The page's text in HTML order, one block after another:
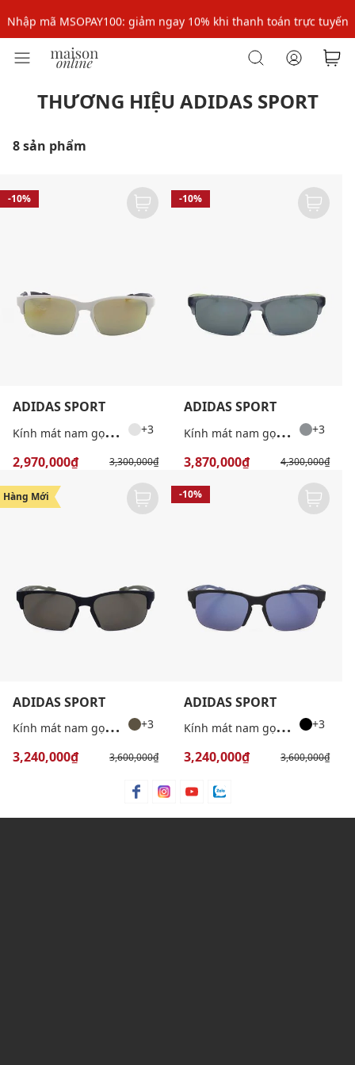
Nhập mã MSOPAY100: giảm ngay 10% khi thanh toán trực tuyến
Nhập mã: MSOXINCHAO - Giảm 10% đơn đầu cho thành viên mới!
THƯƠNG HIỆU ADIDAS SPORT
8 sản phẩm
-10%
ADIDAS SPORT
K
ính mát nam gọng vuông thể thao +3
2,970,000₫ 3,300,000₫
-10%
ADIDAS SPORT
K
ính mát nam gọng vuông thể thao +3
3,870,000₫ 4,300,000₫
Hàng Mới
-10%
ADIDAS SPORT
K
ính mát nam gọng vuông thể thao +3
3,240,000₫ 3,600,000₫
-10%
ADIDAS SPORT
K
ính mát nam gọng vuông thể thao +3
3,240,000₫ 3,600,000₫